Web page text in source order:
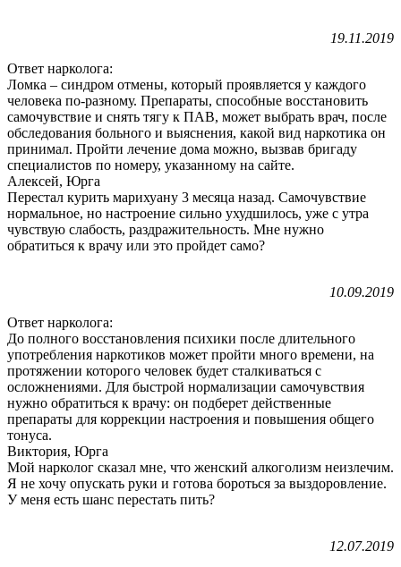
19.11.2019
Ответ нарколога:
Ломка – синдром отмены, который проявляется у каждого
человека по-разному. Препараты, способные восстановить
самочувствие и снять тягу к ПАВ, может выбрать врач, после
обследования больного и выяснения, какой вид наркотика он
принимал. Пройти лечение дома можно, вызвав бригаду
специалистов по номеру, указанному на сайте.
Алексей, Юрга
Перестал курить марихуану 3 месяца назад. Самочувствие
нормальное, но настроение сильно ухудшилось, уже с утра
чувствую слабость, раздражительность. Мне нужно
обратиться к врачу или это пройдет само?
10.09.2019
Ответ нарколога:
До полного восстановления психики после длительного
употребления наркотиков может пройти много времени, на
протяжении которого человек будет сталкиваться с
осложнениями. Для быстрой нормализации самочувствия
нужно обратиться к врачу: он подберет действенные
препараты для коррекции настроения и повышения общего
тонуса.
Виктория, Юрга
Мой нарколог сказал мне, что женский алкоголизм неизлечим.
Я не хочу опускать руки и готова бороться за выздоровление.
У меня есть шанс перестать пить?
12.07.2019